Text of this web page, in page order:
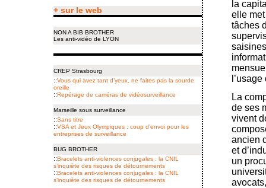
la
elle
tâches
La
de ses
vivent
ancien
et
un
+ sur le web
NON A BIB BROTHER
Les anti-vidéo de LYON
CREP Strasbourg
::Vous qui avez tant d’yeux, ne faites pas la sourde
oreille
::Repérage de caméras de vidéo­surveillance
Marseille sous surveillance
::Sans titre
::VSA et Jeux Olympiques : coup d’envoi pour les
entreprises de surveillance
BUG BROTHER
::Bracelets anti-violences conjugales : la CNIL
s’inquiète des risques de détournements
::Bracelets anti-violences conjugales : la CNIL
s’inquiète des risques de détournements